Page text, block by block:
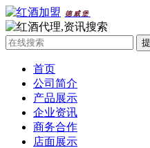
德威堡
首页
公司简介
产品展示
企业资讯
商务合作
店面展示